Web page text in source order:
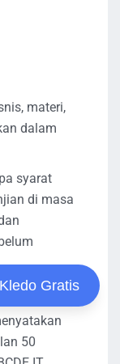
materi,
dalam
syarat
di masa
50
Gratis